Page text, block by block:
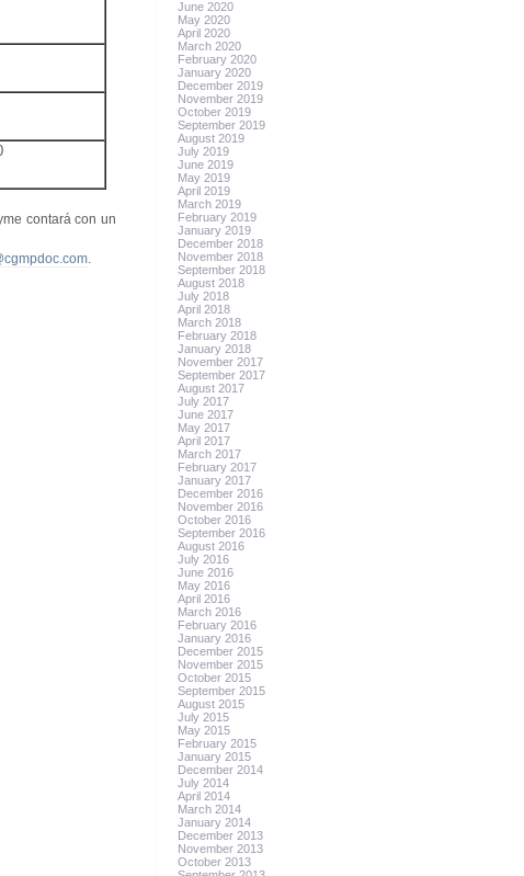
contará con un
.
June 2020
May 2020
April 2020
March 2020
February 2020
January 2020
December 2019
November 2019
October 2019
September 2019
August 2019
July 2019
June 2019
May 2019
April 2019
March 2019
February 2019
January 2019
December 2018
November 2018
September 2018
August 2018
July 2018
April 2018
March 2018
February 2018
January 2018
November 2017
September 2017
August 2017
July 2017
June 2017
May 2017
April 2017
March 2017
February 2017
January 2017
December 2016
November 2016
October 2016
September 2016
August 2016
July 2016
June 2016
May 2016
April 2016
March 2016
February 2016
January 2016
December 2015
November 2015
October 2015
September 2015
August 2015
July 2015
May 2015
February 2015
January 2015
December 2014
July 2014
April 2014
March 2014
January 2014
December 2013
November 2013
October 2013